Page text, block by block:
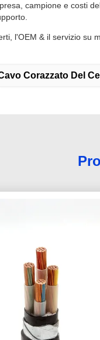
campione e costi
l'OEM & il servizio
Corazzato Del